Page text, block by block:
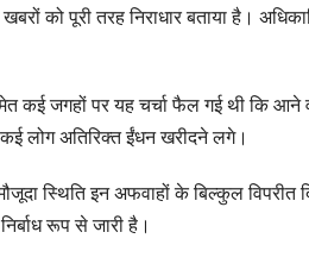
को पूरी तरह निराधार बताया है।
कई जगहों पर यह चर्चा फैल गई थी कि
लोग अतिरिक्त ईंधन खरीदने लगे।
स्थिति इन अफवाहों के बिल्कुल विपरीत
रूप से जारी है।